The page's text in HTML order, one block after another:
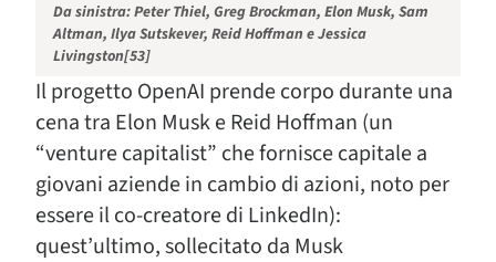
Da sinistra: Peter Thiel, Greg Brockman, Elon Musk, Sam
Altman, Ilya Sutskever, Reid Hoffman e Jessica
Livingston[53]
Il progetto OpenAI prende corpo durante una
cena tra Elon Musk e Reid Hoffman (un
“venture capitalist” che fornisce capitale a
giovani aziende in cambio di azioni, noto per
essere il co-creatore di LinkedIn):
quest’ultimo, sollecitato da Musk